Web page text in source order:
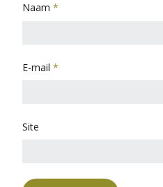
Naam *
E-mail *
Site